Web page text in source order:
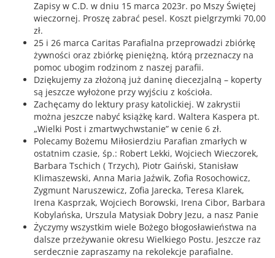
Zapisy w C.D. w dniu 15 marca 2023r. po Mszy Świętej
wieczornej. Proszę zabrać pesel. Koszt pielgrzymki 70,00
zł.
25 i 26 marca Caritas Parafialna przeprowadzi zbiórkę
żywności oraz zbiórkę pieniężną, którą przeznaczy na
pomoc ubogim rodzinom z naszej parafii.
Dziękujemy za złożoną już daninę diecezjalną – koperty
są jeszcze wyłożone przy wyjściu z kościoła.
Zachęcamy do lektury prasy katolickiej. W zakrystii
można jeszcze nabyć książkę kard. Waltera Kaspera pt.
„Wielki Post i zmartwychwstanie” w cenie 6 zł.
Polecamy Bożemu Miłosierdziu Parafian zmarłych w
ostatnim czasie, śp.: Robert Lekki, Wojciech Wieczorek,
Barbara Tschich ( Trzych), Piotr Gaiński, Stanisław
Klimaszewski, Anna Maria Jaźwik, Zofia Rosochowicz,
Zygmunt Naruszewicz, Zofia Jarecka, Teresa Klarek,
Irena Kasprzak, Wojciech Borowski, Irena Cibor, Barbara
Kobylańska, Urszula Matysiak Dobry Jezu, a nasz Panie
Życzymy wszystkim wiele Bożego błogosławieństwa na
dalsze przeżywanie okresu Wielkiego Postu. Jeszcze raz
serdecznie zapraszamy na rekolekcje parafialne.